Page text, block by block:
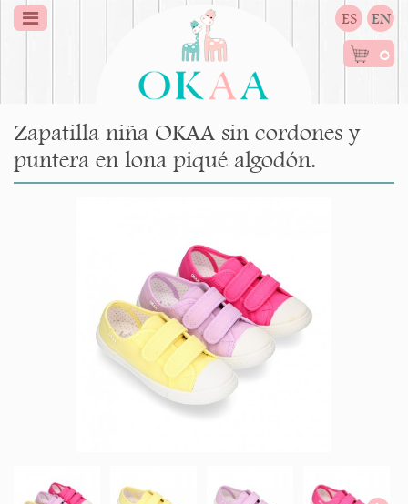
ES EN
0
Zapatilla niña OKAA sin cordones y
puntera en lona piqué algodón.